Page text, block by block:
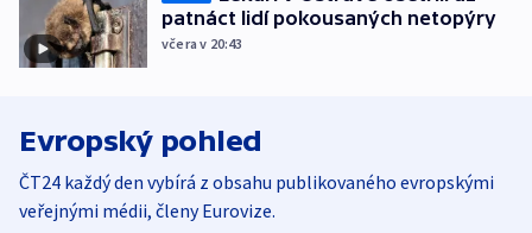
patnáct lidí pokousaných netopýry
včera v 20:43
Evropský pohled
ČT24 každý den vybírá z obsahu publikovaného evropskými
veřejnými médii, členy Eurovize.